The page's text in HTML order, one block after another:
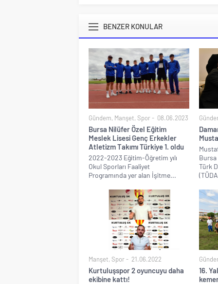
BENZER KONULAR
Gündem, Manşet, Spor 08.06.2023
Bursa Nilüfer Özel Eğitim
Meslek Lisesi Genç Erkekler
Atletizm Takımı Türkiye 1. oldu
2022-2023 Eğitim-Öğretim yılı
Okul Sporları Faaliyet
Programında yer alan İşitme...
Bursa
Türk
Manşet, Spor 21.06.2022
Kurtuluşspor 2 oyuncuyu daha
ekibine kattı!
16.